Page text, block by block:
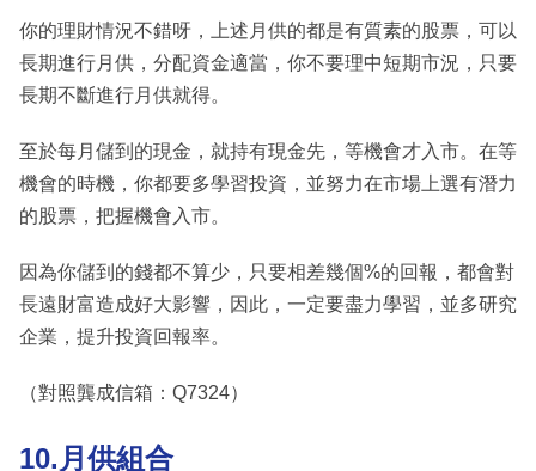
你的理財情況不錯呀，上述月供的都是有質素的股票，可以
長期進行月供，分配資金適當，你不要理中短期市況，只要
長期不斷進行月供就得。
至於每月儲到的現金，就持有現金先，等機會才入市。在等
機會的時機，你都要多學習投資，並努力在市場上選有潛力
的股票，把握機會入市。
因為你儲到的錢都不算少，只要相差幾個%的回報，都會對
長遠財富造成好大影響，因此，一定要盡力學習，並多研究
企業，提升投資回報率。
（對照龔成信箱：Q7324）
10.月供組合